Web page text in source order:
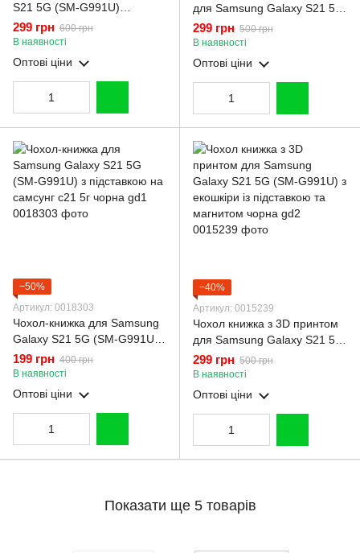
S21 5G (SM-G991U)
силіконовий з мікрофіброю
нековзний на самсунг с21 5г
чорний
299 грн 600 грн
В наявності
Оптові ціни
для Samsung Galaxy S21 5G
(SM-G991U) з екошкіри із
підставкою та магнитом
чорна gd2
299 грн 500 грн
В наявності
Оптові ціни
−50%
Артикул: 0018303
Чохол-книжка для Samsung
Galaxy S21 5G (SM-G991U) з
підставкою на самсунг с21
5г чорна gd1
199 грн 400 грн
В наявності
Оптові ціни
−40%
Артикул: 0015239
Чохол книжка з 3D принтом
для Samsung Galaxy S21 5G
(SM-G991U) з екошкіри із
підставкою та магнитом
чорна gd2
299 грн 500 грн
В наявності
Оптові ціни
Показати ще 5 товарів